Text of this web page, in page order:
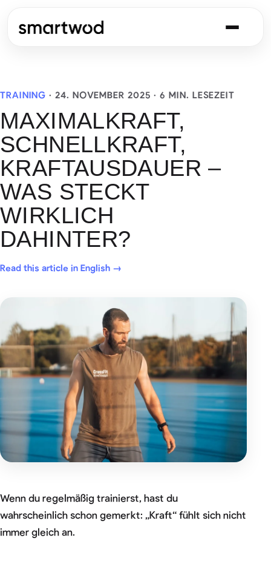
TRAINING ·24. NOVEMBER 2025 · 6 MIN. LESEZEIT
MAXIMALKRAFT,
SCHNELLKRAFT,
KRAFTAUSDAUER –
WAS STECKT
WIRKLICH
DAHINTER?
Read this article in English →
Wenn du regelmäßig trainierst, hast du
wahrscheinlich schon gemerkt: „Kraft“ fühlt sich nicht
immer gleich an.